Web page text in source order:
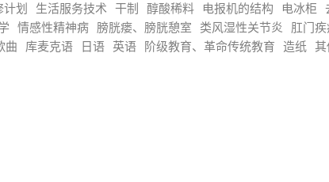
计划 生活服务技术 干制 醇酸稀料 电报机的结构 电冰柜
情感性精神病 膀胱瘘、膀胱憩室 类风湿性关节炎 肛门
曲 库麦克语 日语 英语 阶级教育、革命传统教育 造纸